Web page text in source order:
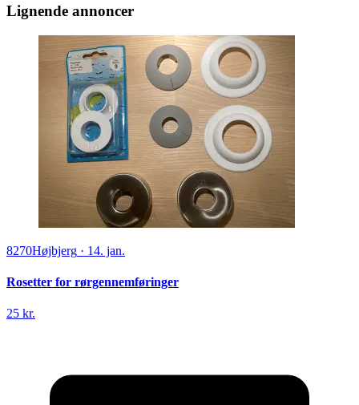
Lignende annoncer
8270Højbjerg · 14. jan.
Rosetter for rørgennemføringer
25 kr.